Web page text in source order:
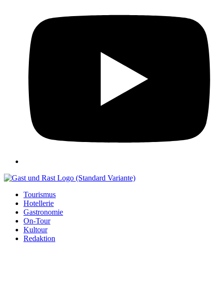
Tourismus
Hotellerie
Gastronomie
On-Tour
Kultour
Redaktion